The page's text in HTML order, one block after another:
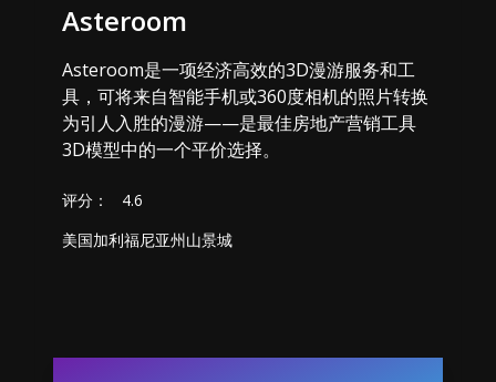
Asteroom
Asteroom是一项经济高效的3D漫游服务和工
具，可将来自智能手机或360度相机的照片转换
为引人入胜的漫游——是最佳房地产营销工具
3D模型中的一个平价选择。
评分：
4.6
美国加利福尼亚州山景城